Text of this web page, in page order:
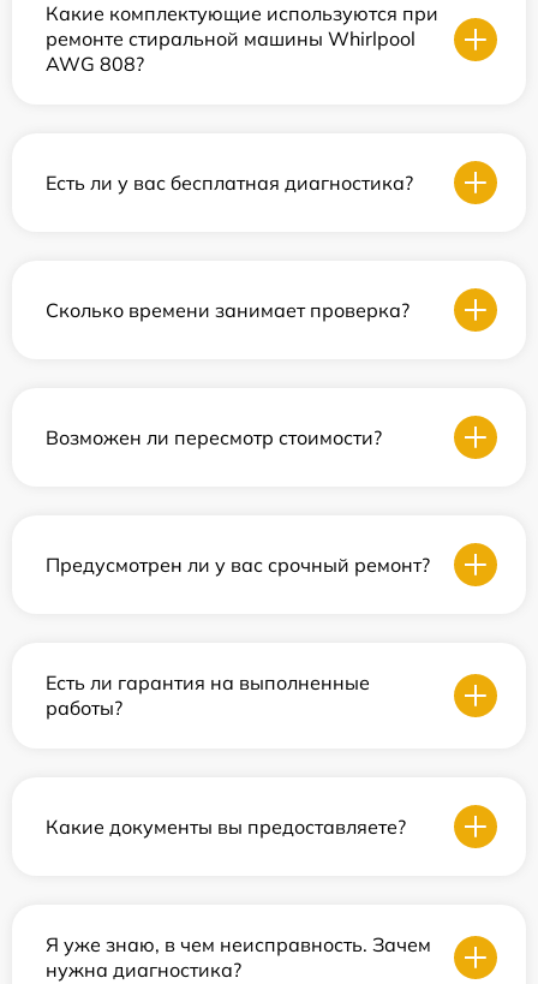
Какие комплектующие используются при
ремонте стиральной машины Whirlpool
AWG 808?
Есть ли у вас бесплатная диагностика?
Сколько времени занимает проверка?
Возможен ли пересмотр стоимости?
Предусмотрен ли у вас срочный ремонт?
Есть ли гарантия на выполненные
работы?
Какие документы вы предоставляете?
Я уже знаю, в чем неисправность. Зачем
нужна диагностика?